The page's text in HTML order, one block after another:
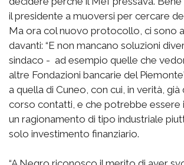
il presidente a muoversi per cercare
Ma ora col nuovo protocollo, ci sono
davanti: “E non mancano soluzioni
sindaco - ad esempio quelle che
altre Fondazioni bancarie del
a quella di Cuneo, con cui, in verità, già
corso contatti, e che potrebbe essere
un ragionamento di tipo industriale
solo investimento finanziario.